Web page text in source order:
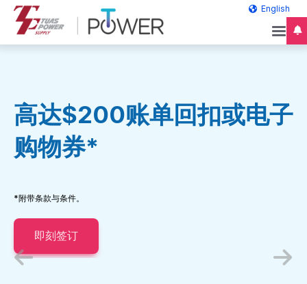
English
高达$200账单回扣或电子
购物券*
*附带条款与条件。
即刻签订